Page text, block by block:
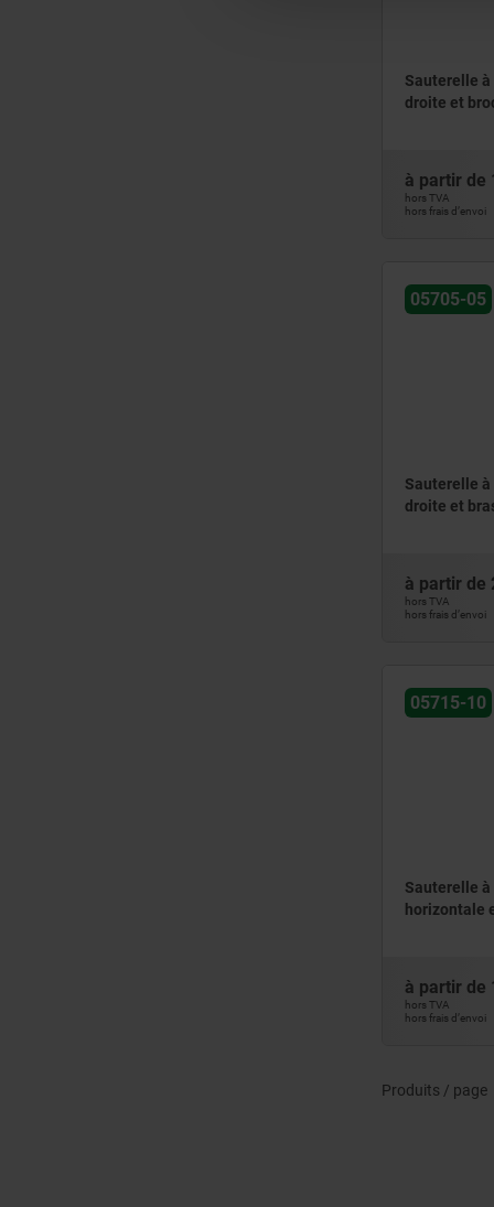
Sauterelle
droite et
à partir de
hors TVA
hors frais d’envoi
05705-05
Sauterelle
droite et
à partir de
hors TVA
hors frais d’envoi
05715-10
Sauterelle
horizontale
à partir de
hors TVA
hors frais d’envoi
Produits / page